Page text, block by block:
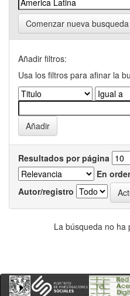
Comenzar nueva busqueda
Añadir filtros:
Usa los filtros para afinar la
Resultados por página
En
Autor/registro
La búsqueda no ha